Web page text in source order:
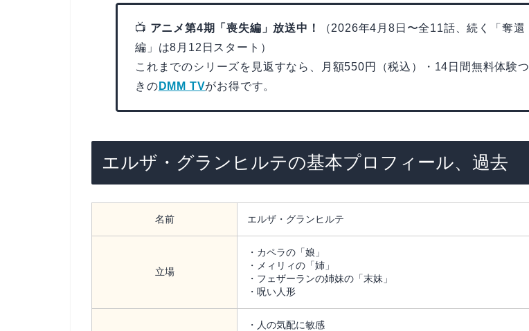
📺 アニメ第4期「喪失編」放送中！
（2026年4月8日〜全11話、続く「奪還
編」は8月12日スタート）
これまでのシリーズを見返すなら、月額550円（税込）・14日間無料体験つ
きの DMM TVがお得です。
エルザ・グランヒルテの基本プロフィール、過去
名前 エルザ・グランヒルテ
立場
・カペラの「娘」
・メィリィの「姉」
・フェザーランの姉妹の「末妹」
・呪い人形
・人の気配に敏感